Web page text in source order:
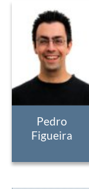
Pedro
Figueira